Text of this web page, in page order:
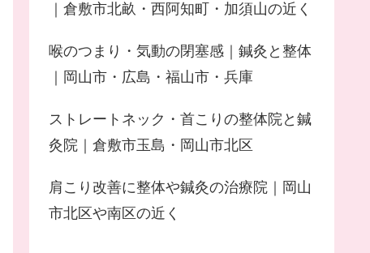
｜倉敷市北畝・西阿知町・加須山の近く
喉のつまり・気動の閉塞感｜鍼灸と整体
｜岡山市・広島・福山市・兵庫
ストレートネック・首こりの整体院と鍼
灸院｜倉敷市玉島・岡山市北区
肩こり改善に整体や鍼灸の治療院｜岡山
市北区や南区の近く